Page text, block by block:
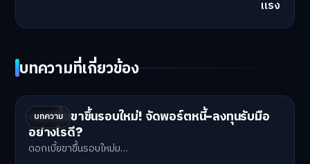
แรง
บทความที่เกี่ยวข้อง
บทความ
ดอกเบี้ยขาขึ้นรอบใหม่! จัดพอร์ตหนี้-ลงทุนรับมือ
อย่างไรดี?
ดอกเบี้ยขาขึ้นรอบใหม่ม…